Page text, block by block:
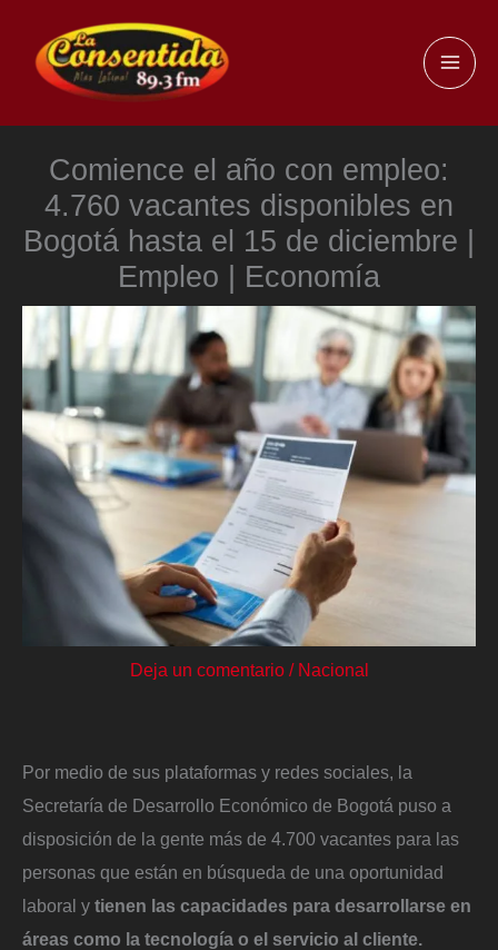
contenido
Comience el año con empleo:
4.760 vacantes disponibles en
Bogotá hasta el 15 de diciembre |
Empleo | Economía
Deja un comentario / Nacional
Por medio de sus plataformas y redes sociales, la
Secretaría de Desarrollo Económico de Bogotá puso a
disposición de la gente más de 4.700 vacantes para las
personas que están en búsqueda de una oportunidad
laboral y tienen las capacidades para desarrollarse en
áreas como la tecnología o el servicio al cliente.